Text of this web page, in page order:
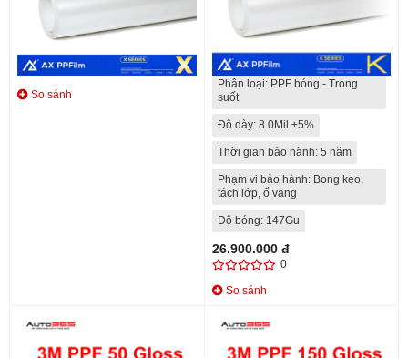
AX PPF X SERIES VER 2
45.000.000 đ
So sánh
AX PPF K SERIES VER 2
Chất liệu: Polyurethane TPU
Phân loại: PPF bóng - Trong
suốt
Độ dày: 8.0Mil ±5%
Thời gian bảo hành: 5 năm
Phạm vi bảo hành: Bong keo,
tách lớp, ố vàng
Độ bóng: 147Gu
26.900.000 đ
0
So sánh